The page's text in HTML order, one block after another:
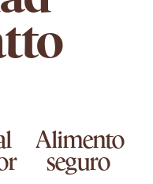
Alimento
seguro